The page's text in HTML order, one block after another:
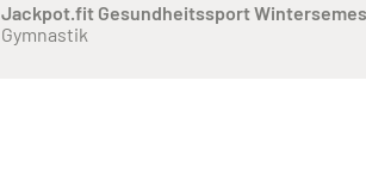
Jackpot.fit Gesundheitssport
Gymnastik